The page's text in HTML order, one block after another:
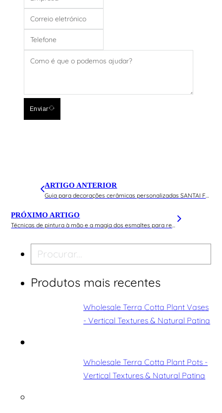
Enviar
ARTIGO ANTERIOR
PRÓXIMO ARTIGO
Pesquisar
Produtos mais recentes
Wholesale Terra Cotta Plant Vases
- Vertical Textures & Natural Patina
Wholesale Terra Cotta Plant Pots -
Vertical Textures & Natural Patina